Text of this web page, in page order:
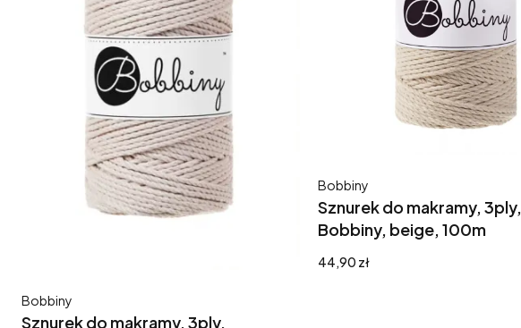
Sznurek do makramy, 3ply,
Producent
Bobbiny
Sznurek do makramy, 3ply,
Bobbiny, beige, 100m
Producent
Bobbiny
Cena
44,90 zł